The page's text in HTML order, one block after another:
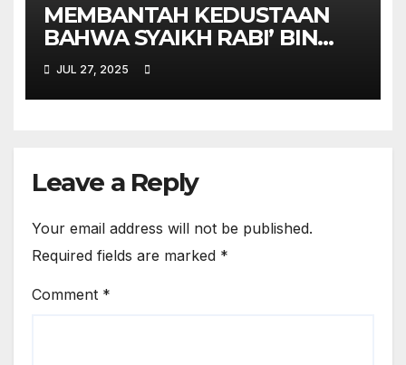
MEMBANTAH KEDUSTAAN
BAHWA SYAIKH RABI’ BIN
HADI AL-MADKHALI ADALAH
MURJIÁH MENAFIKAN
AMALAN DARI KEIMANAN
JUL 27, 2025
Leave a Reply
Your email address will not be published.
Required fields are marked *
Comment *